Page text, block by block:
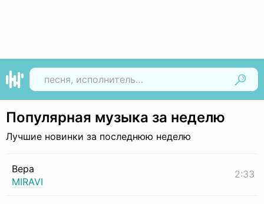
Популярная музыка за неделю
Лучшие новинки за последнюю неделю
Вера
MIRAVI
2:33